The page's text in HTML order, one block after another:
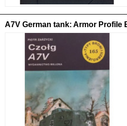
A7V German tank: Armor Profile